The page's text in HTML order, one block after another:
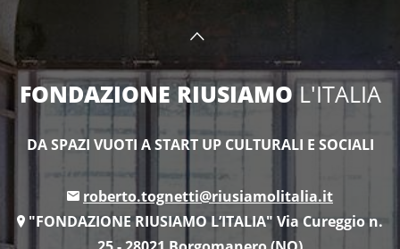
FONDAZIONE RIUSIAMOL'ITALIA
DA SPAZI VUOTI A START UP CULTURALI E SOCIALI
roberto.tognetti@riusiamolitalia.it
"FONDAZIONE RIUSIAMO L’ITALIA" Via Cureggio n.